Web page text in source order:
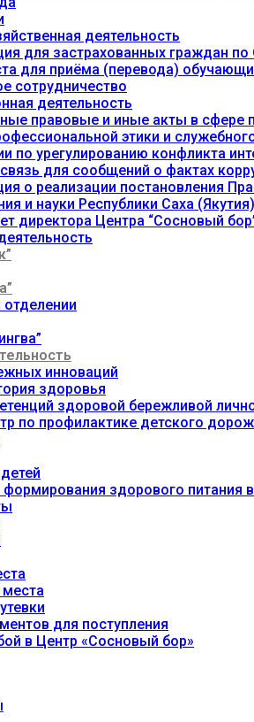
деятельность
для застрахованных граждан
для приёма (перевода)
сотрудничество
деятельность
правовые и иные акты в сфере
этики и
по урегулированию конфликта
для сообщений о фактах
о реализации постановления
и науки Республики Саха
директора Центра “Сосновый
инноваций
здоровья
здоровой бережливой
по профилактике детского
здорового питания
для поступления
в Центр «Сосновый бор»